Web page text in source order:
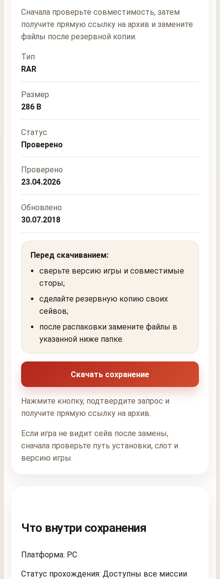
Сначала проверьте совместимость, затем
получите прямую ссылку на архив и замените
файлы после резервной копии.
Тип
RAR
Размер
286 B
Статус
Проверено
Проверено
23.04.2026
Обновлено
30.07.2018
Перед скачиванием:
сверьте версию игры и совместимые
сторы;
сделайте резервную копию своих
сейвов;
после распаковки замените файлы в
указанной ниже папке.
Скачать сохранение
Нажмите кнопку, подтвердите запрос и
получите прямую ссылку на архив.
Если игра не видит сейв после замены,
сначала проверьте путь установки, слот и
версию игры.
Что внутри сохранения
Платформа: PC
Статус прохождения: Доступны все миссии